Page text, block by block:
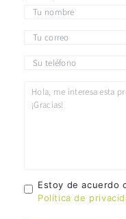
Estoy de acuerdo
Política de